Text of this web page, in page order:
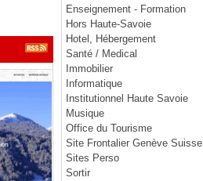
Enseignement - Formation
Hors Haute-Savoie
Hotel, Hébergement
Santé / Medical
Immobilier
Informatique
Institutionnel Haute Savoie
Musique
Office du Tourisme
Site Frontalier Genève Suisse
Sites Perso
Sortir